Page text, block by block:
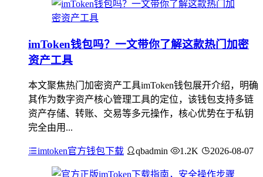
imToken钱包吗？一文带你了解这款热门加密
资产工具
本文聚焦热门加密资产工具imToken钱包展开介绍，明确
其作为数字资产核心管理工具的定位，该钱包支持多链
资产存储、转账、交易等多元操作，核心优势在于私钥
完全由用...
imtoken官方钱包下载 qbadmin 1.2K 2026-08-07